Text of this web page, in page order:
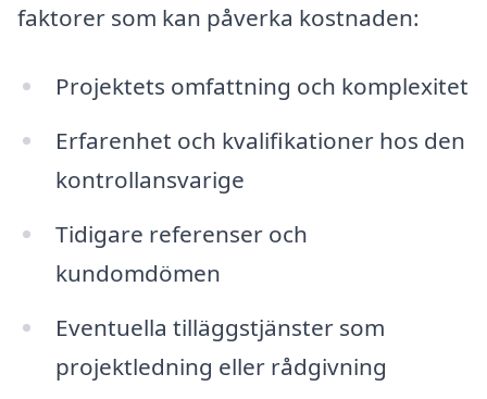
faktorer som kan påverka kostnaden:
Projektets omfattning och komplexitet
Erfarenhet och kvalifikationer hos den
kontrollansvarige
Tidigare referenser och
kundomdömen
Eventuella tilläggstjänster som
projektledning eller rådgivning